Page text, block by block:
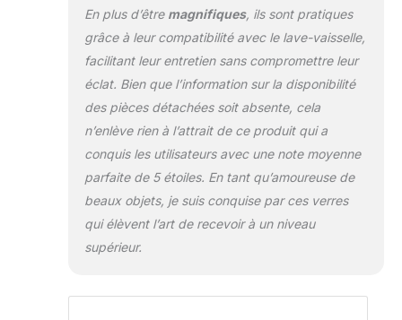
En plus d’être magnifiques, ils sont pratiques
grâce à leur compatibilité avec le lave-vaisselle,
facilitant leur entretien sans compromettre leur
éclat. Bien que l’information sur la disponibilité
des pièces détachées soit absente, cela
n’enlève rien à l’attrait de ce produit qui a
conquis les utilisateurs avec une note moyenne
parfaite de 5 étoiles. En tant qu’amoureuse de
beaux objets, je suis conquise par ces verres
qui élèvent l’art de recevoir à un niveau
supérieur.